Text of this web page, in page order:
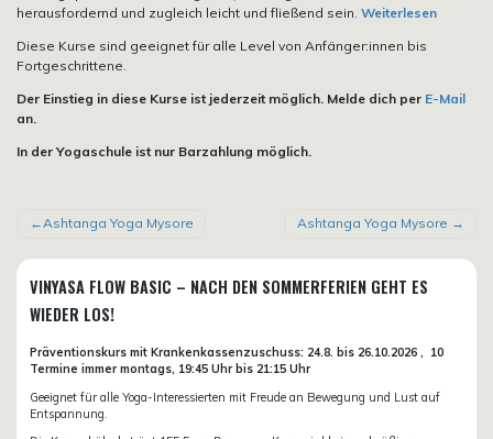
herausfordernd und zugleich leicht und fließend sein. Weiterlesen
Diese Kurse sind geeignet für alle Level von Anfänger:innen bis
Fortgeschrittene.
Der Einstieg in diese Kurse ist jederzeit möglich. Melde dich per E-Mail
an.
In der Yogaschule ist nur Barzahlung möglich.
BEITRAGSNAVIGATION
Ashtanga Yoga Mysore Ashtanga Yoga Mysore
VINYASA FLOW BASIC – NACH DEN SOMMERFERIEN GEHT ES
WIEDER LOS!
Präventionskurs mit Krankenkassenzuschuss: 24.8. bis 26.10.2026 , 10
Termine immer montags, 19:45 Uhr bis 21:15 Uhr
Geeignet für alle Yoga-Interessierten mit Freude an Bewegung und Lust auf
Entspannung.